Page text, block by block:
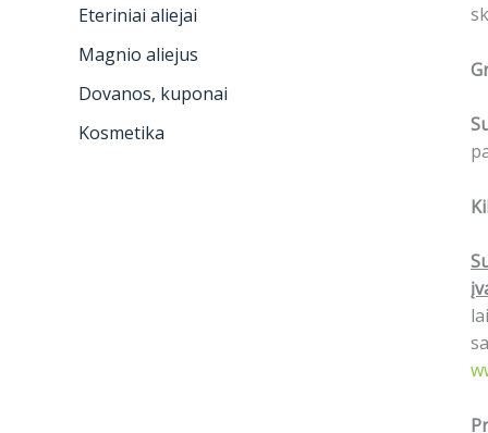
Eteriniai aliejai
Magnio aliejus
Dovanos, kuponai
Kosmetika